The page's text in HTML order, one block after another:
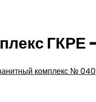
ГКРЕ
комплекс № 040